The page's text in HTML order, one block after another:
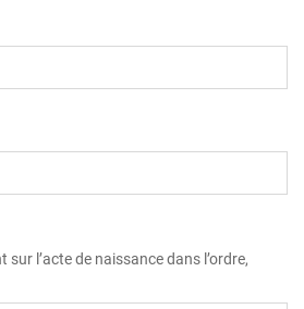
l’acte de naissance dans l’ordre,